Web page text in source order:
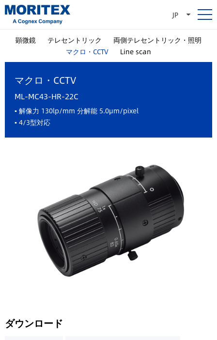
JP
顕微鏡 テレセントリック
両側テレセントリック・照明
マクロ・CCTV
Line scan
マクロ・CCTV
ML-MC43-HR-22C
▪ 解像力 130lp/mm 分解能 5.0μm/pixel
▪ 4/3型対応
ダウンロード